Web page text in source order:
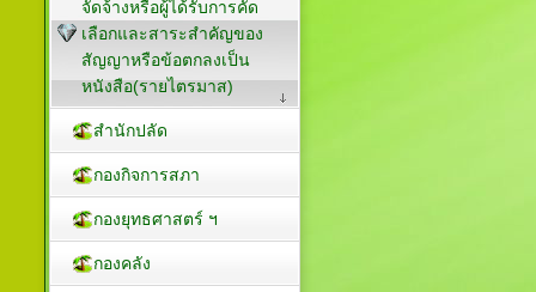
จัดจ้างหรือผู้ได้รับการคัด
เลือกและสาระสำคัญของ
สัญญาหรือข้อตกลงเป็น
หนังสือ(รายไตรมาส)
สำนักปลัด
กองกิจการสภา
กองยุทธศาสตร์ ฯ
กองคลัง